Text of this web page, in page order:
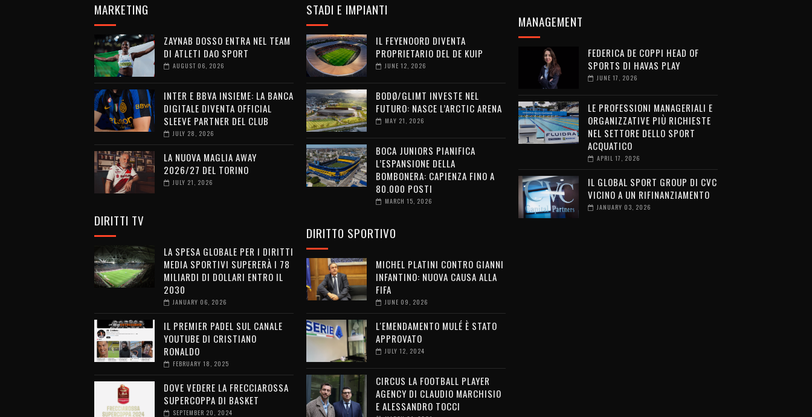
MARKETING
ZAYNAB DOSSO ENTRA NEL TEAM
DI ATLETI DAO SPORT
AUGUST 06, 2026
INTER E BBVA INSIEME: LA BANCA
DIGITALE DIVENTA OFFICIAL
SLEEVE PARTNER DEL CLUB
JULY 28, 2026
LA NUOVA MAGLIA AWAY
2026/27 DEL TORINO
JULY 21, 2026
DIRITTI TV
LA SPESA GLOBALE PER I DIRITTI
MEDIA SPORTIVI SUPERERÀ I 78
MILIARDI DI DOLLARI ENTRO IL
2030
JANUARY 06, 2026
IL PREMIER PADEL SUL CANALE
YOUTUBE DI CRISTIANO
RONALDO
FEBRUARY 18, 2025
DOVE VEDERE LA FRECCIAROSSA
SUPERCOPPA DI BASKET
SEPTEMBER 20, 2024
STADI E IMPIANTI
IL FEYENOORD DIVENTA
PROPRIETARIO DEL DE KUIP
JUNE 12, 2026
BODØ/GLIMT INVESTE NEL
FUTURO: NASCE L’ARCTIC ARENA
MAY 21, 2026
BOCA JUNIORS PIANIFICA
L’ESPANSIONE DELLA
BOMBONERA: CAPIENZA FINO A
80.000 POSTI
MARCH 15, 2026
DIRITTO SPORTIVO
MICHEL PLATINI CONTRO GIANNI
INFANTINO: NUOVA CAUSA ALLA
FIFA
JUNE 09, 2026
L'EMENDAMENTO MULÉ È STATO
APPROVATO
JULY 12, 2024
CIRCUS LA FOOTBALL PLAYER
AGENCY DI CLAUDIO MARCHISIO
E ALESSANDRO TOCCI
MANAGEMENT
FEDERICA DE COPPI HEAD OF
SPORTS DI HAVAS PLAY
JUNE 17, 2026
LE PROFESSIONI MANAGERIALI E
ORGANIZZATIVE PIÙ RICHIESTE
NEL SETTORE DELLO SPORT
ACQUATICO
APRIL 17, 2026
IL GLOBAL SPORT GROUP DI CVC
VICINO A UN RIFINANZIAMENTO
JANUARY 03, 2026